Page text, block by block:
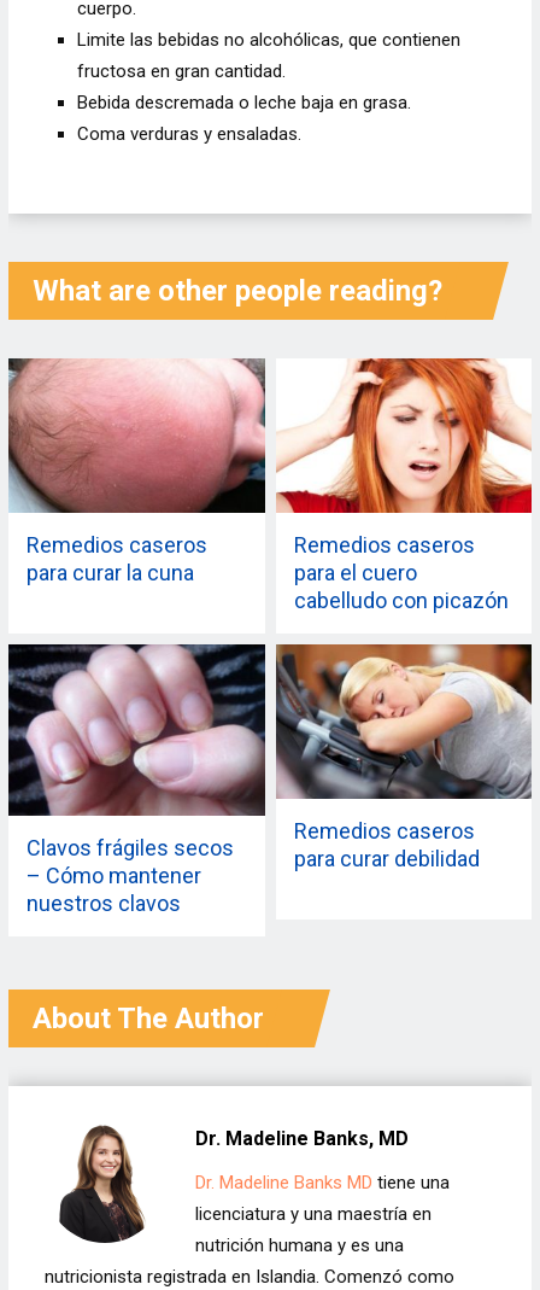
cuerpo.
Limite las bebidas no alcohólicas, que contienen
fructosa en gran cantidad.
Bebida descremada o leche baja en grasa.
Coma verduras y ensaladas.
What are other people reading?
Remedios caseros
para curar la cuna
Remedios caseros
para el cuero
cabelludo con picazón
Clavos frágiles secos
– Cómo mantener
nuestros clavos
Remedios caseros
para curar debilidad
About The Author
Dr. Madeline Banks, MD
Dr. Madeline Banks MD tiene una
licenciatura y una maestría en
nutrición humana y es una
nutricionista registrada en Islandia. Comenzó como